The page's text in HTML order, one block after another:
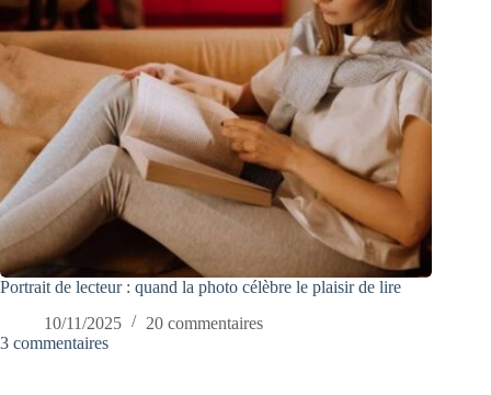
Portrait de lecteur : quand la photo célèbre le plaisir de lire
10/11/2025
20 commentaires
3 commentaires